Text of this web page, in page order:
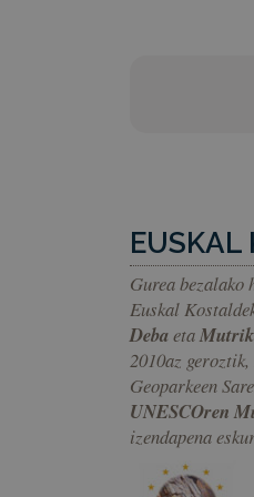
EUSKAL
Gurea bezalako
Euskal
Debaeta
2010az
Geoparkeen
UNESCOren
izendapena